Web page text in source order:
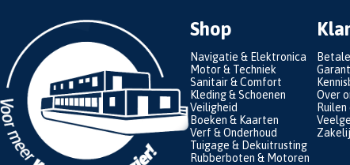
Shop
Navigatie & Elektronica
Motor & Techniek
Sanitair & Comfort
Kleding & Schoenen
Veiligheid
Boeken & Kaarten
Verf & Onderhoud
Tuigage & Dekuitrusting
Rubberboten & Motoren
Over